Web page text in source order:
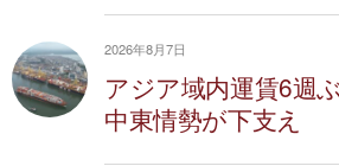
2026年8月7日
アジア域内運賃6週ぶ
中東情勢が下支え